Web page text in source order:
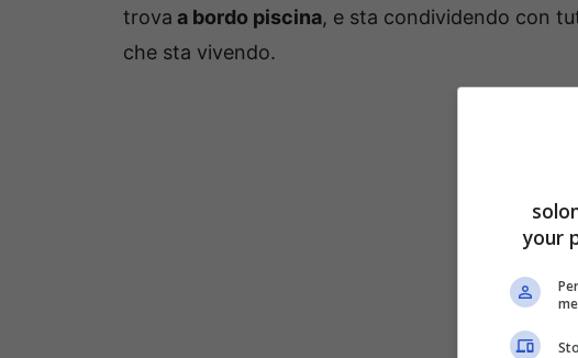
trova a bordo piscina, e sta condividendo con
che sta vivendo.
your